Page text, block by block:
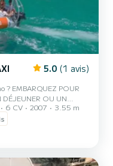
5.0 (1 avis)
? EMBARQUEZ POUR
DÉJEUNER OU UN
du port de Propriano,
telles que des petits-
apéritifs dans des
spécialement
beauté naturelle de la
6 CV 2007
3.55 m